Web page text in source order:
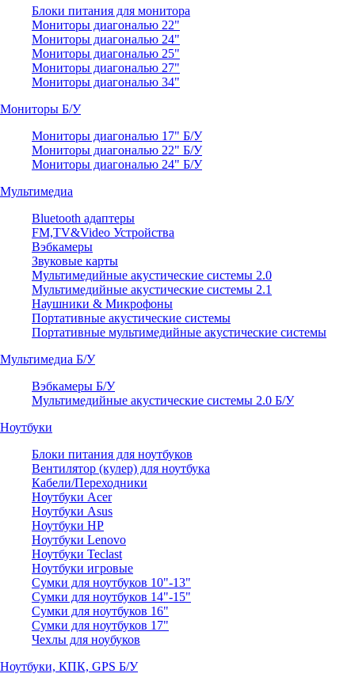
Блоки питания для монитора
Мониторы диагональю 22"
Мониторы диагональю 24"
Мониторы диагональю 25"
Мониторы диагональю 27"
Мониторы диагональю 34"
Мониторы Б/У
Мониторы диагональю 17" Б/У
Мониторы диагональю 22" Б/У
Мониторы диагональю 24" Б/У
Мультимедиа
Bluetooth адаптеры
FM,TV&Video Устройства
Вэбкамеры
Звуковые карты
Мультимедийные акустические системы 2.0
Мультимедийные акустические системы 2.1
Наушники & Микрофоны
Портативные акустические системы
Портативные мультимедийные акустические системы
Мультимедиа Б/У
Вэбкамеры Б/У
Мультимедийные акустические системы 2.0 Б/У
Ноутбуки
Блоки питания для ноутбуков
Вентилятор (кулер) для ноутбука
Кабели/Переходники
Ноутбуки Acer
Ноутбуки Asus
Ноутбуки HP
Ноутбуки Lenovo
Ноутбуки Teclast
Ноутбуки игровые
Сумки для ноутбуков 10"-13"
Сумки для ноутбуков 14"-15"
Сумки для ноутбуков 16"
Сумки для ноутбуков 17"
Чехлы для ноубуков
Ноутбуки, КПК, GPS Б/У